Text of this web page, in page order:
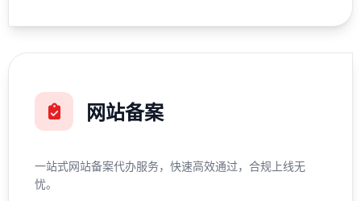
网站备案
一站式网站备案代办服务，快速高效通过，合规上线无
忧。